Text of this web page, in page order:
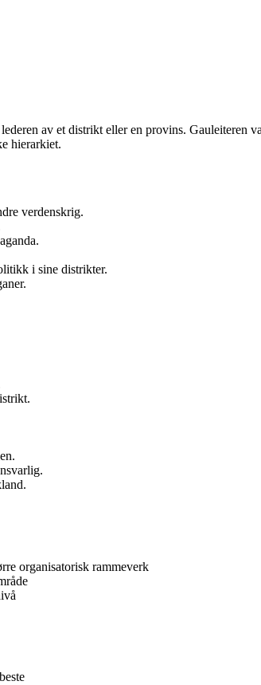
av et distrikt eller en provins. Gauleiteren
hierarkiet.
verdenskrig.
i sine distrikter.
organisatorisk rammeverk